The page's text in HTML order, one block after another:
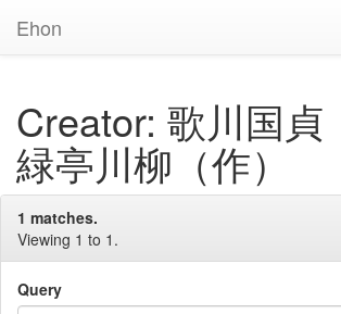
Ehon
Creator: 歌川国貞
緑亭川柳（作）
1 matches.
Viewing 1 to 1.
Query